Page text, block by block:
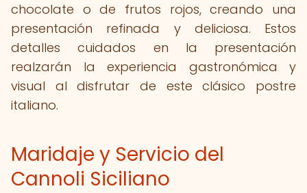
chocolate o de frutos rojos, creando una
presentación refinada y deliciosa. Estos
detalles cuidados en la presentación
realzarán la experiencia gastronómica y
visual al disfrutar de este clásico postre
italiano.
Maridaje y Servicio del
Cannoli Siciliano